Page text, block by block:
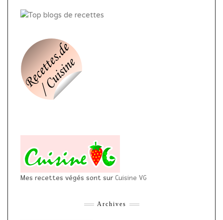
Mes recettes végés sont sur Cuisine VG
Archives